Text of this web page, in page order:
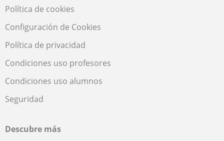
Política de cookies
Configuración de Cookies
Política de privacidad
Condiciones uso profesores
Condiciones uso alumnos
Seguridad
Descubre más